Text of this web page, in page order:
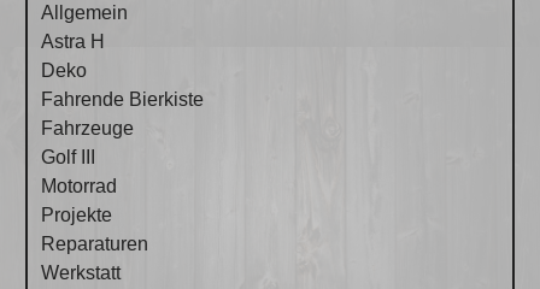
Allgemein
Astra H
Deko
Fahrende Bierkiste
Fahrzeuge
Golf III
Motorrad
Projekte
Reparaturen
Werkstatt